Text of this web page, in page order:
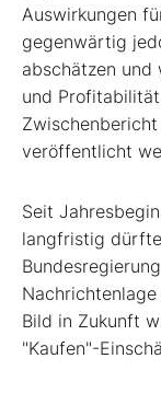
Auswirkungen
gegenwärtig
abschätzen
und
veröffentlicht
Seit
langfristig
Bild in Zukunft
"Kaufen"-